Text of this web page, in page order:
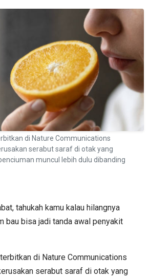
di Nature Communications
serabut saraf di otak yang
muncul lebih dulu dibanding
tahukah kamu kalau hilangnya
bau bisa jadi tanda awal penyakit
di Nature Communications
serabut saraf di otak yang